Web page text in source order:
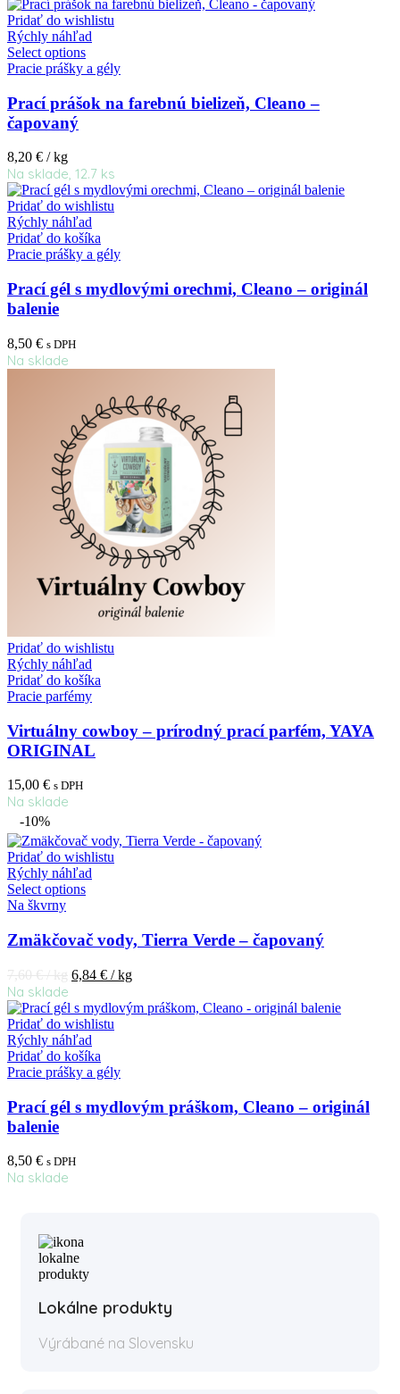
Pridať do wishlistu
Rýchly náhľad
Select options
Pracie prášky a gély
Prací prášok na farebnú bielizeň, Cleano –
čapovaný
8,20 € / kg
Na sklade, 12.7 ks
Pridať do wishlistu
Rýchly náhľad
Pridať do košíka
Pracie prášky a gély
Prací gél s mydlovými orechmi, Cleano – originál
balenie
8,50 € s DPH
Na sklade
Pridať do wishlistu
Rýchly náhľad
Pridať do košíka
Pracie parfémy
Virtuálny cowboy – prírodný prací parfém, YAYA
ORIGINAL
15,00 € s DPH
Na sklade
-10%
Pridať do wishlistu
Rýchly náhľad
Select options
Na škvrny
Zmäkčovač vody, Tierra Verde – čapovaný
6,84 € / kg
Na sklade
Pridať do wishlistu
Rýchly náhľad
Pridať do košíka
Pracie prášky a gély
Prací gél s mydlovým práškom, Cleano – originál
balenie
8,50 € s DPH
Na sklade
Lokálne produkty
Výrábané na Slovensku